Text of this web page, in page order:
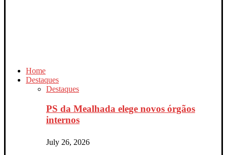
Home
Destaques
Destaques
PS da Mealhada elege novos órgãos
internos
July 26, 2026